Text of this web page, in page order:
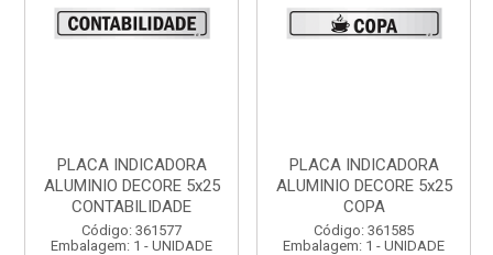
PLACA INDICADORA
ALUMINIO DECORE 5x25
CONTABILIDADE
Código: 361577
Embalagem: 1 - UNIDADE
PLACA INDICADORA
ALUMINIO DECORE 5x25
COPA
Código: 361585
Embalagem: 1 - UNIDADE